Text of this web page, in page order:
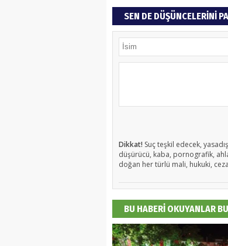
SEN DE DÜŞÜNCELERİNİ
Dikkat! Suç teşkil edecek,
düşürücü, kaba, pornografik,
doğan her türlü mali, hukuki,
BU HABERİ OKUYANLAR